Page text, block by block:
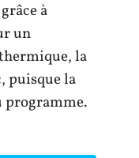
à
un
la
puisque la
programme.